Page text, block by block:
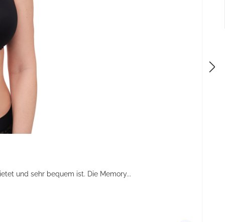
und sehr bequem ist. Die Memory...